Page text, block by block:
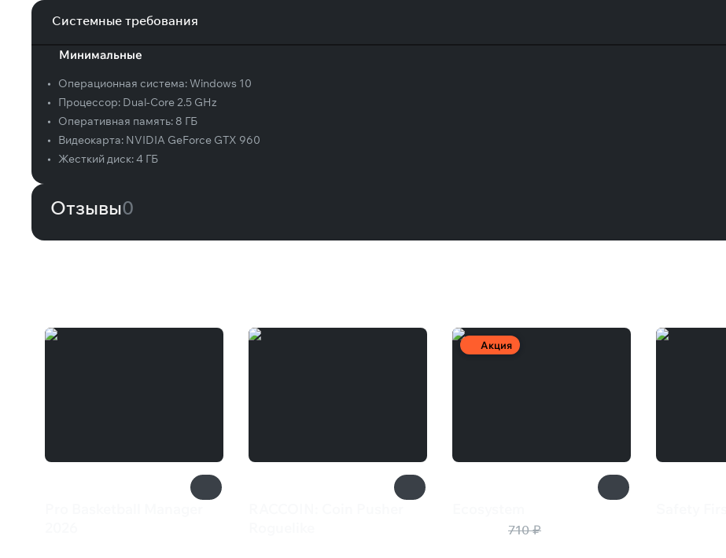
Системные требования
Минимальные
• Операционная система:Windows 10
•
Процессор: Dual-Core 2.5 GHz
•
Оперативная память: 8 ГБ
•
Видеокарта: NVIDIA GeForce GTX 960
•
Жесткий диск:4 ГБ
Отзывы0
Акция
710 ₽